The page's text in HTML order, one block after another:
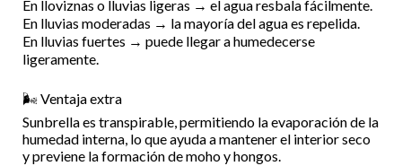
En lloviznas o lluvias ligeras → el agua resbala fácilmente.
En lluvias moderadas → la mayoría del agua es repelida.
En lluvias fuertes → puede llegar a humedecerse
ligeramente.
🌬️ Ventaja extra
Sunbrella es transpirable, permitiendo la evaporación de la
humedad interna, lo que ayuda a mantener el interior seco
y previene la formación de moho y hongos.